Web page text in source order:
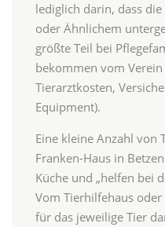
lediglich darin, dass
oder Ähnlichem
größte Teil bei
bekommen vom
Tierarztkosten,
Equipment).
Eine kleine Anzahl von
Franken-Haus in
Küche und „helfen bei
Vom Tierhilfehaus
für das jeweilige Tier